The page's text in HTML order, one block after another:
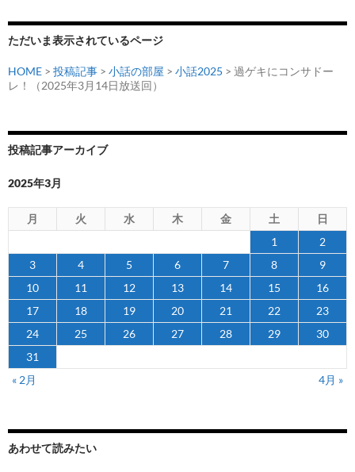
ただいま表示されているページ
HOME > 投稿記事 > 小話の部屋 > 小話2025 > 過ゲキにコンサドー
レ！（2025年3月14日放送回）
投稿記事アーカイブ
2025年3月
月 火 水 木 金 土
日
1
2
3
4 5 6 7 8
9
10
11 12 13 14 15
16
17
18 19 20 21 22
23
24
25 26 27 28 29
30
31
« 2月
4月 »
あわせて読みたい